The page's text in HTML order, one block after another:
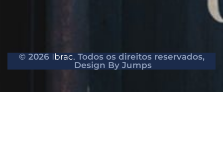
© 2026 Ibrac. Todos os direitos reservados,
Design By Jumps